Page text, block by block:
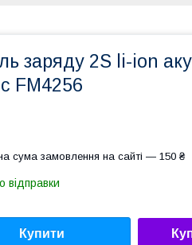
заряду 2S li-ion
FM4256
сума замовлення на сайті — 150 ₴
відправки
Купити